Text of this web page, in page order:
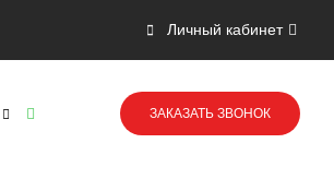
Личный кабинет
ЗАКАЗАТЬ ЗВОНОК